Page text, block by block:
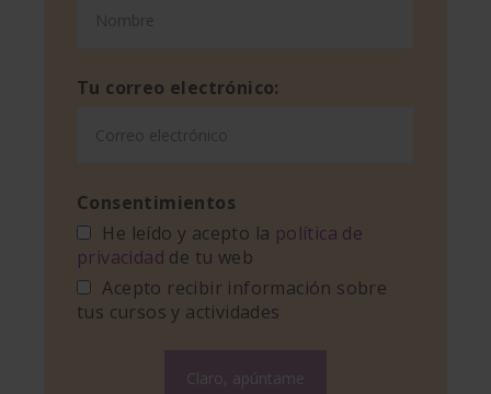
Tu correo electrónico:
Consentimientos
He leído y acepto la política de
privacidad de tu web
Acepto recibir información sobre
tus cursos y actividades